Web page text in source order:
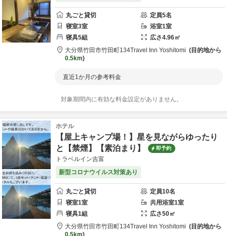
丸ごと貸切 定員5名
寝室3室 浴室1室
寝具5組 広さ4.96㎡
大分県竹田市竹田町134Travel Inn Yoshitomi
目的地から
0.5km
直近1か月の参考料金
対象期間内に有効な料金設定がありません。
ホテル
【屋上キャンプ場！】星を見ながらゆったり
と【禁煙】【素泊まり】
即予約
トラベルイン吉富
新型コロナウイルス対策あり
丸ごと貸切 定員10名
寝室1室 共用浴室1室
寝具1組 広さ50㎡
大分県竹田市竹田町134Travel Inn Yoshitomi
目的地から
0.5km